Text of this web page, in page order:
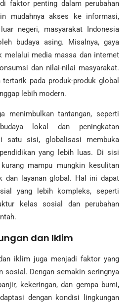
faktor penting dalam perubahan
mudahnya akses ke informasi,
negeri, masyarakat Indonesia
budaya asing. Misalnya, gaya
melalui media massa dan internet
dan nilai-nilai masyarakat.
pada produk-produk global
lebih modern.
menimbulkan tantangan, seperti
lokal dan peningkatan
satu sisi, globalisasi membuka
yang lebih luas. Di sisi
mampu mungkin kesulitan
dan layanan global. Hal ini dapat
yang lebih kompleks, seperti
kelas sosial dan perubahan
dan Iklim
iklim juga menjadi faktor yang
sosial. Dengan semakin seringnya
kekeringan, dan gempa bumi,
dengan kondisi lingkungan